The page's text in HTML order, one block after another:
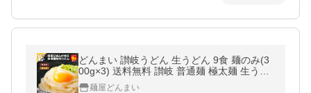
どんまい 讃岐うどん 生うどん 9食 麺のみ(3
00g×3) 送料無料 讃岐 普通麺 極太麺 生うど
ん 生めん 生麺 香川 ポイント消化 食品 爆買
麺屋どんまい